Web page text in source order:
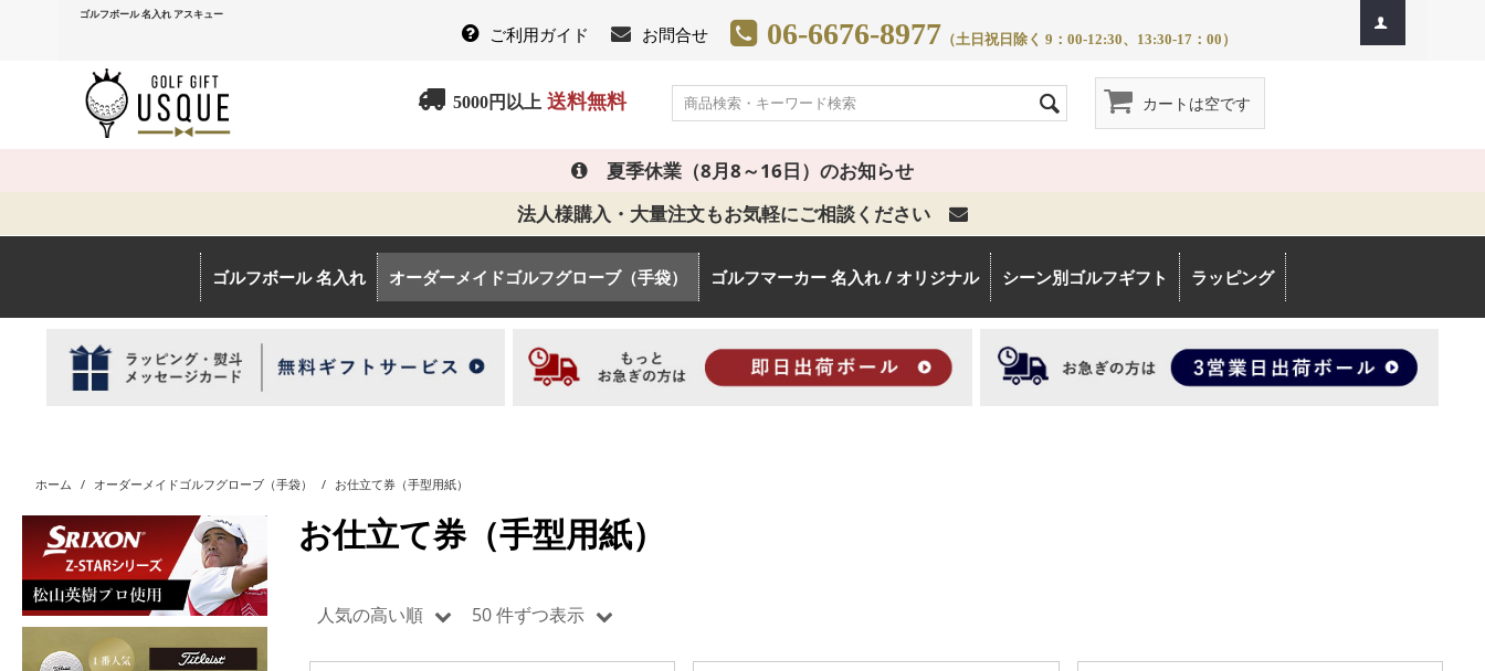
ゴルフボール 名入れ アスキュー
ご利用ガイド お問合せ 06-6676-8977 （土日祝日除く 9：00-12:30、13:30-17：00）
5000円以上 送料無料 カートは空です
夏季休業（8月8～16日）のお知らせ
法人様購入・大量注文もお気軽にご相談ください
ゴルフボール 名入れ オーダーメイドゴルフグローブ（手袋） ゴルフマーカー 名入れ / オリジナル シーン別ゴルフギフト ラッピング
ホーム / オーダーメイドゴルフグローブ（手袋） / お仕立て券（手型用紙）
お仕立て券（手型用紙）
人気の高い順 50 件ずつ表示